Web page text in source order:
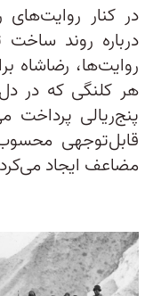
در کنار
درباره روند
روایت‌ها، رضاشاه
هر کلنگی که در
پنج‌ریالی پرداخت
قابل‌توجهی
مضاعف ایجاد